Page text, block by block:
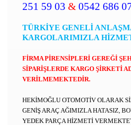
251 59 03 & 0542 686
TÜRKİYE GENELİ
KARGOLARIMIZLA
FİRMA PİRENSİPLERİ GEREĞİ
SİPARİŞLERDE KARGO ŞİRKETİ
VERİLMEMEKTEDİR.
HEKİMOĞLU OTOMOTİV OLARAK
GENİŞ ARAÇ AĞIMIZLA HATASIZ,
YEDEK PARÇA HİZMETİ